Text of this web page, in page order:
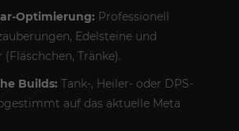
Optimierung: Professionell
Edelsteine und
Tränke).
Builds: Tank-, Heiler- oder DPS-
auf das aktuelle Meta